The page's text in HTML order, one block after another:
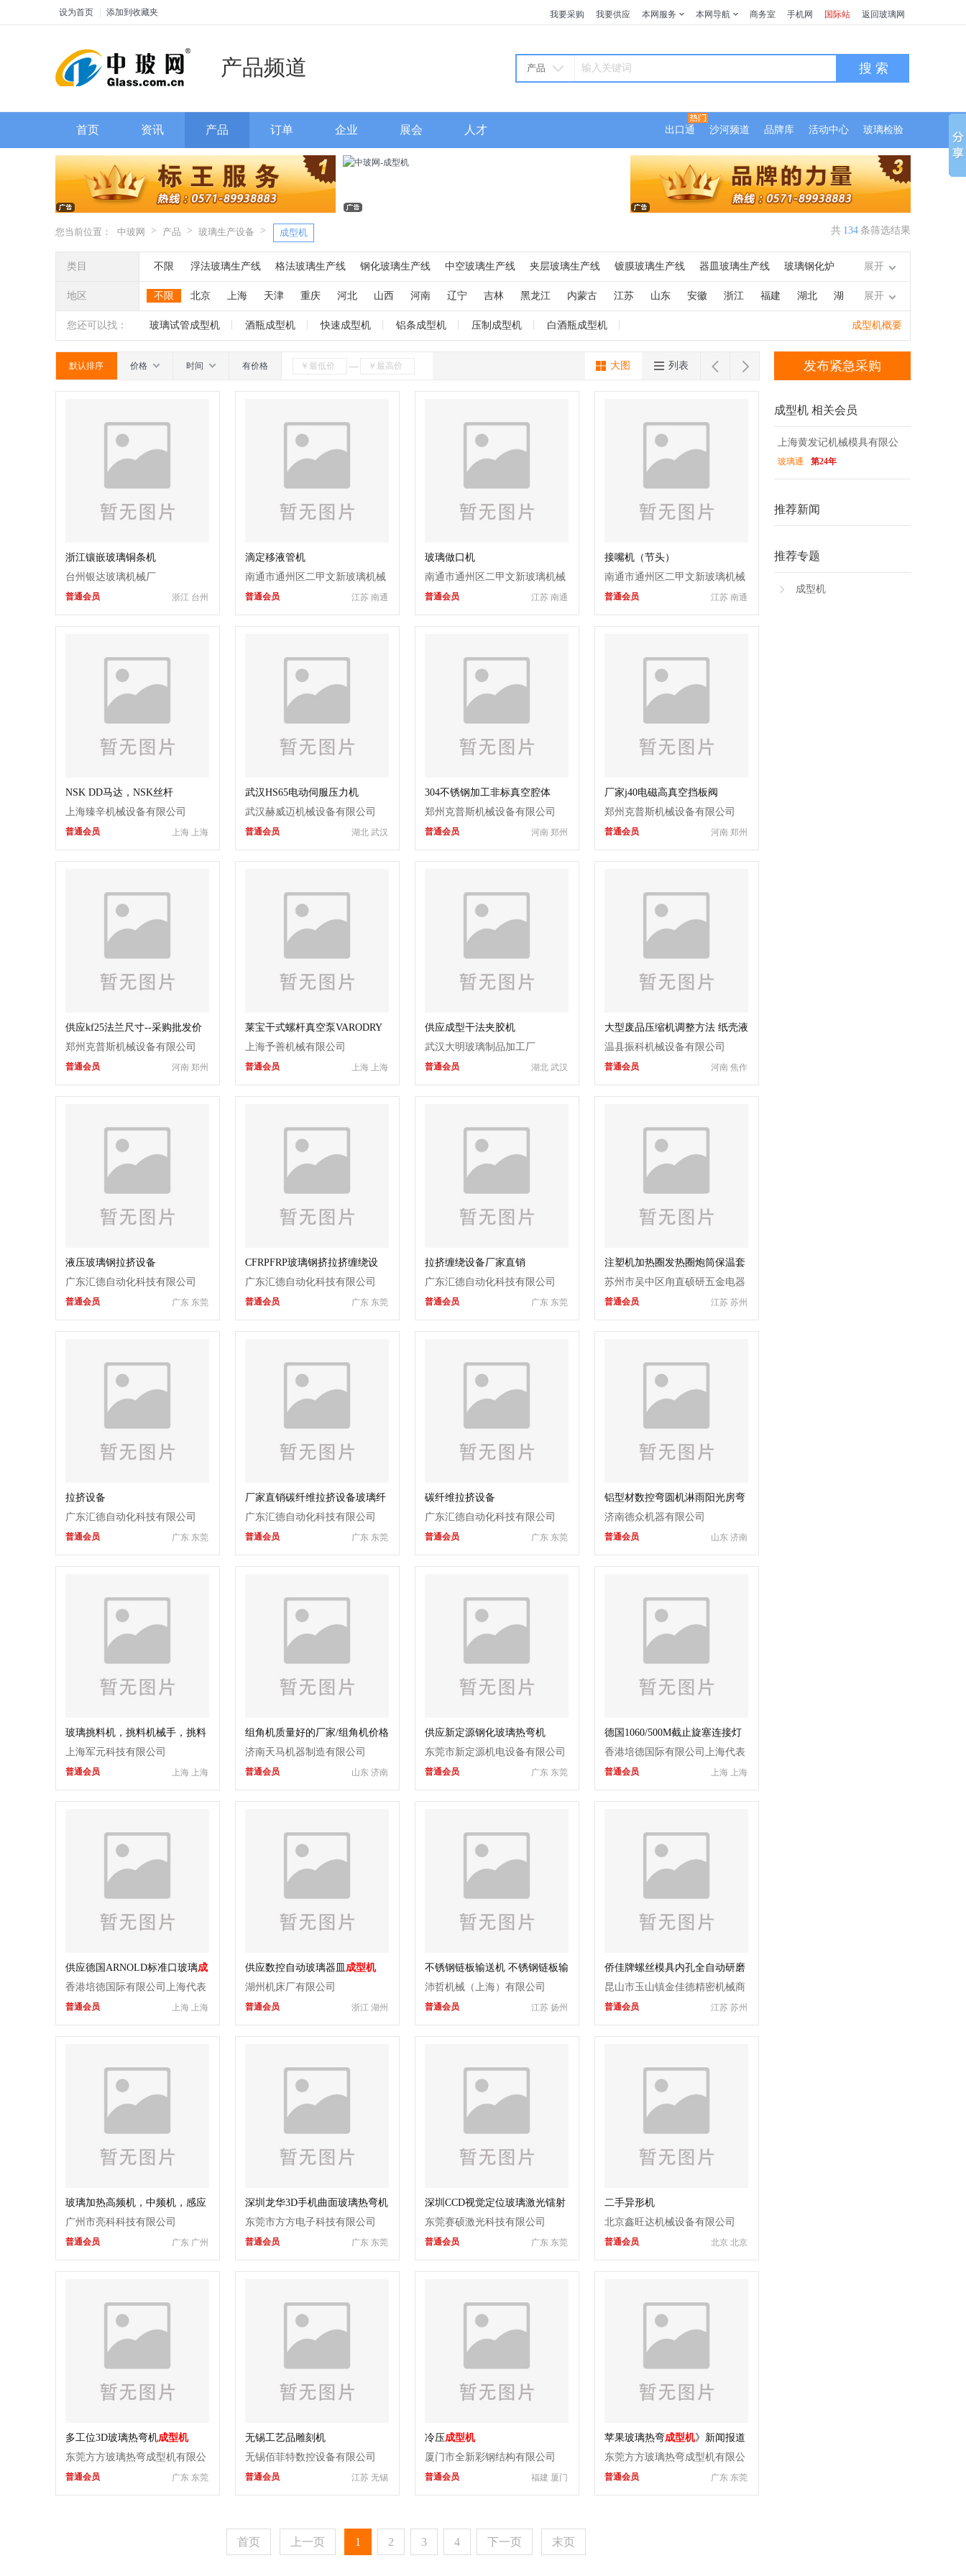
设为首页 添加到收藏夹 我要采购 我要供应 本网服务 本网导航 商务室 手机网 国际站 返回玻璃网
产品频道 产品 搜 索
首页 资讯 产品 订单 企业 展会 人才 出口通 沙河频道 品牌库 活动中心 玻璃检验
您当前位置： 中玻网 > 产品 > 玻璃生产设备 > 成型机 共 134 条筛选结果
类目 不限 浮法玻璃生产线 格法玻璃生产线 钢化玻璃生产线 中空玻璃生产线 夹层玻璃生产线 镀膜玻璃生产线 器皿玻璃生产线 玻璃钢化炉
热熔炉 热弯炉 烤花炉 玻璃退火炉 玻璃窑炉 高压釜 玻璃磨边机 玻璃切割机 玻璃清洗机 干燥机 玻璃喷砂机 玻璃刻花机 抛光
机 玻璃钻孔机 折弯机 成型机 制瓶机 丝网印刷机 充气设备 陶瓷焊补 玻璃机械 热压机
刻绘机 磨砂
玻璃打孔机 玻璃丝印
展开
地区 不限 北京 上海 天津 重庆 河北 山西 河南 辽宁 吉林 黑龙江 内蒙古 江苏 山东 安徽 浙江 福建 湖北 湖
南 广东 广西 江西 四川 海南 贵州 云南 西藏 陕西 甘肃 青海 宁夏
展开
您还可以找： 玻璃试管成型机 酒瓶成型机 快速成型机 铝条成型机 压制成型机 白酒瓶成型机 成型机概要
默认排序 价格 时间 有价格 —  
大图 列表
浙江镶嵌玻璃铜条机
台州银达玻璃机械厂
浙江 台州
普通会员
滴定移液管机
南通市通州区二甲文新玻璃机械
制造厂 江苏 南通
普通会员
玻璃做口机
南通市通州区二甲文新玻璃机械
制造厂 江苏 南通
普通会员
接嘴机（节头）
南通市通州区二甲文新玻璃机械
制造厂 江苏 南通
普通会员
NSK DD马达，NSK丝杆
上海臻辛机械设备有限公司
上海 上海
普通会员
武汉HS65电动伺服压力机
武汉赫威迈机械设备有限公司
湖北 武汉
普通会员
304不锈钢加工非标真空腔体
郑州克普斯机械设备有限公司
河南 郑州
普通会员
厂家j40电磁高真空挡板阀
郑州克普斯机械设备有限公司
河南 郑州
普通会员
供应kf25法兰尺寸--采购批发价
郑州克普斯机械设备有限公司
河南 郑州
普通会员
莱宝干式螺杆真空泵VARODRY
VD200
上海予善机械有限公司
上海 上海
普通会员
供应成型干法夹胶机
武汉大明玻璃制品加工厂
湖北 武汉
普通会员
大型废品压缩机调整方法 纸壳液
压打包机设备
温县振科机械设备有限公司
河南 焦作
普通会员
液压玻璃钢拉挤设备
广东汇德自动化科技有限公司
广东 东莞
普通会员
CFRPFRP玻璃钢挤拉挤缠绕设
广东汇德自动化科技有限公司
广东 东莞
普通会员
拉挤缠绕设备厂家直销
广东汇德自动化科技有限公司
广东 东莞
普通会员
注塑机加热圈发热圈炮筒保温套
保温罩 管道阀门可拆卸保温棉
苏州市吴中区甪直硕研五金电器
商行 江苏 苏州
普通会员
拉挤设备
广东汇德自动化科技有限公司
广东 东莞
普通会员
厂家直销碳纤维拉挤设备玻璃纤
维拉挤设备生产线
广东汇德自动化科技有限公司
广东 东莞
普通会员
碳纤维拉挤设备
广东汇德自动化科技有限公司
广东 东莞
普通会员
铝型材数控弯圆机淋雨阳光房弯
弧机
济南德众机器有限公司
山东 济南
普通会员
玻璃挑料机，挑料机械手，挑料
机
上海军元科技有限公司
上海 上海
普通会员
组角机质量好的厂家/组角机价格
济南天马机器制造有限公司
山东 济南
普通会员
供应新定源钢化玻璃热弯机
东莞市新定源机电设备有限公司
广东 东莞
普通会员
德国1060/500M截止旋塞连接灯
工车床
香港培德国际有限公司上海代表
处 上海 上海
普通会员
供应德国ARNOLD标准口玻璃成
型机床
香港培德国际有限公司上海代表
处 上海 上海
普通会员
供应数控自动玻璃器皿 成型机
湖州机床厂有限公司
浙江 湖州
普通会员
不锈钢链板输送机 不锈钢链板输
送机成批出售
沛哲机械（上海）有限公司
江苏 扬州
普通会员
侨佳牌螺丝模具内孔全自动研磨
机
昆山市玉山镇金佳德精密机械商
行 江苏 苏州
普通会员
玻璃加热高频机，中频机，感应
加热设备，
广州市亮科科技有限公司
广东 广州
普通会员
深圳龙华3D手机曲面玻璃热弯机
东莞市方方电子科技有限公司
广东 东莞
普通会员
深圳CCD视觉定位玻璃激光镭射
雕刻机
东莞赛硕激光科技有限公司
广东 东莞
普通会员
二手异形机
北京鑫旺达机械设备有限公司
北京 北京
普通会员
多工位3D玻璃热弯机成型机
东莞方方玻璃热弯成型机有限公
司 广东 东莞
普通会员
无锡工艺品雕刻机
无锡佰菲特数控设备有限公司
江苏 无锡
普通会员
冷压成型机
厦门市全新彩钢结构有限公司
福建 厦门
普通会员
苹果玻璃热弯成型机》新闻报道
东莞方方玻璃热弯成型机有限公
司 广东 东莞
普通会员
首页 上一页 1 2 3 4 下一页 末页
发布紧急采购
成型机 相关会员
上海黄发记机械模具有限公
司
玻璃通 第24年
推荐新闻
推荐专题
成型机